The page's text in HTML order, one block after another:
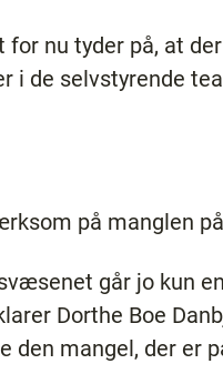
for nu tyder på, at
i de selvstyrende
på manglen
går jo kun
Dorthe Boe
den mangel, der er